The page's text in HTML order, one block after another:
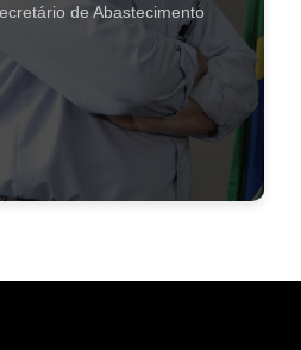
de Abastecimento